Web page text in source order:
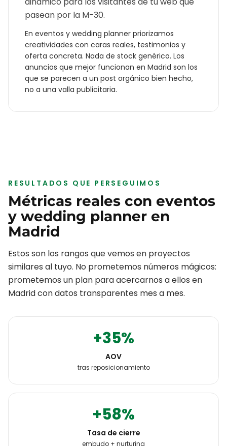
pasean por la M-30.
En eventos y wedding planner priorizamos
creatividades con caras reales, testimonios y
oferta concreta. Nada de stock genérico. Los
anuncios que mejor funcionan en Madrid son los
que se parecen a un post orgánico bien hecho,
no a una valla publicitaria.
RESULTADOS QUE PERSEGUIMOS
Métricas reales con eventos
y wedding planner en
Madrid
Estos son los rangos que vemos en proyectos
similares al tuyo. No prometemos números mágicos:
prometemos un plan para acercarnos a ellos en
Madridcon datos transparentes mes a mes.
+35%
AOV
tras reposicionamiento
+58%
Tasa de cierre
embudo + nurturing